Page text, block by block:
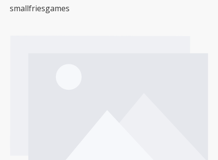
smallfriesgames